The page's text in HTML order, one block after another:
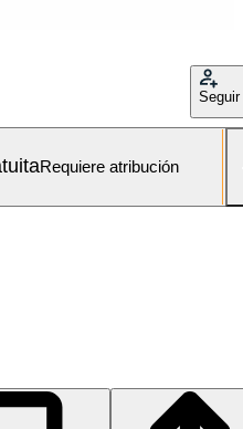
Seguir
Requiere atribución